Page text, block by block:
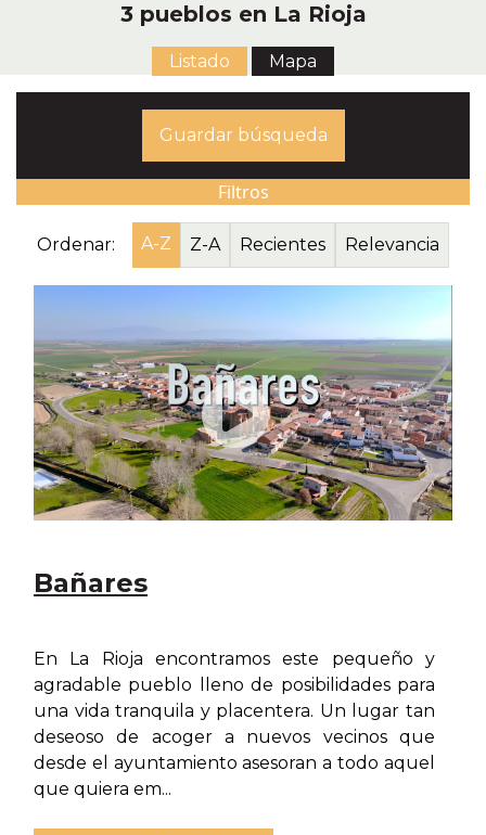
3 pueblos en La Rioja
Listado Mapa
Guardar búsqueda
Filtros
Ordenar: A-Z Z-A Recientes Relevancia
Bañares
En La Rioja encontramos este pequeño y
agradable pueblo lleno de posibilidades para
una vida tranquila y placentera. Un lugar tan
deseoso de acoger a nuevos vecinos que
desde el ayuntamiento asesoran a todo aquel
que quiera em...